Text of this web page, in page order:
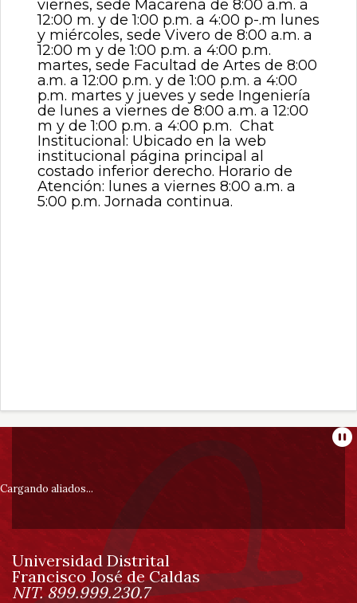
viernes, sede Macarena de 8:00 a.m. a
12:00 m. y de 1:00 p.m. a 4:00 p-.m lunes
y miércoles, sede Vivero de 8:00 a.m. a
12:00 m y de 1:00 p.m. a 4:00 p.m.
martes, sede Facultad de Artes de 8:00
a.m. a 12:00 p.m. y de 1:00 p.m. a 4:00
p.m. martes y jueves y sede Ingeniería
de lunes a viernes de 8:00 a.m. a 12:00
m y de 1:00 p.m. a 4:00 p.m. Chat
Institucional: Ubicado en la web
institucional página principal al
costado inferior derecho. Horario de
Atención: lunes a viernes 8:00 a.m. a
5:00 p.m. Jornada continua.
Información
pie
de
página
Cargando aliados...
Información
Universidad Distrital
Francisco José de Caldas
NIT. 899.999.230.7